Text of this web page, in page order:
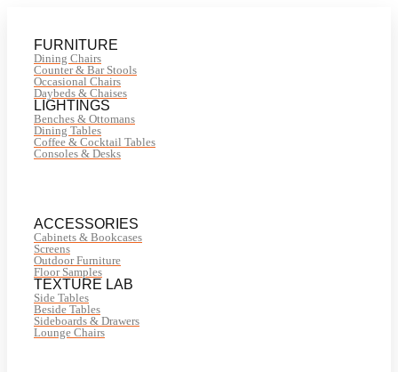
FURNITURE
Dining Chairs
Counter & Bar Stools
Occasional Chairs
Daybeds & Chaises
LIGHTINGS
Benches & Ottomans
Dining Tables
Coffee & Cocktail Tables
Consoles & Desks
ACCESSORIES
Cabinets & Bookcases
Screens
Outdoor Furniture
Floor Samples
TEXTURE LAB
Side Tables
Beside Tables
Sideboards & Drawers
Lounge Chairs